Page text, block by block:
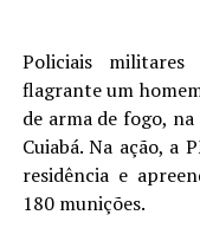
Policiais
flagrante um
de arma de fogo,
Cuiabá. Na ação, a
residência e
180 munições.